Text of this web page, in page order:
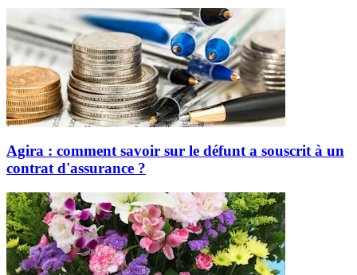
Agira : comment savoir sur le défunt a souscrit à un
contrat d'assurance ?